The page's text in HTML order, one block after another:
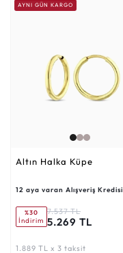
AYNI GÜN KARGO
Altın Halka Küpe
12 aya varan Alışveriş Kredisi
%30
İndirim
7.537 TL
5.269 TL
1.889 TL x 3 taksit